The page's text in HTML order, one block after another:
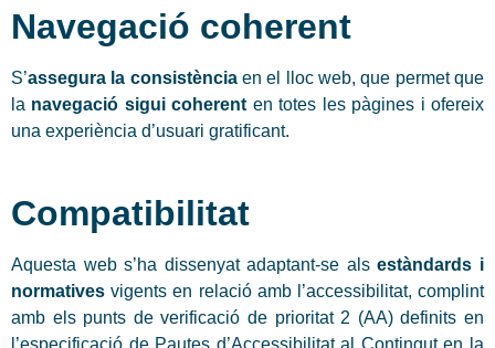
Navegació coherent
S’assegura la consistènciaen el lloc web, que permet que
la navegació sigui coherenten totes les pàgines i ofereix
una experiència d’usuari gratificant.
Compatibilitat
Aquesta web s’ha dissenyat adaptant-se alsestàndards i
normatives vigents en relació amb l’accessibilitat, complint
amb els punts de verificació de prioritat 2 (AA) definits en
l’especificació de Pautes d’Accessibilitat al Contingut en la